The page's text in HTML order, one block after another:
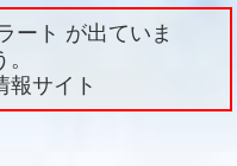
ート が出ていま
サイト